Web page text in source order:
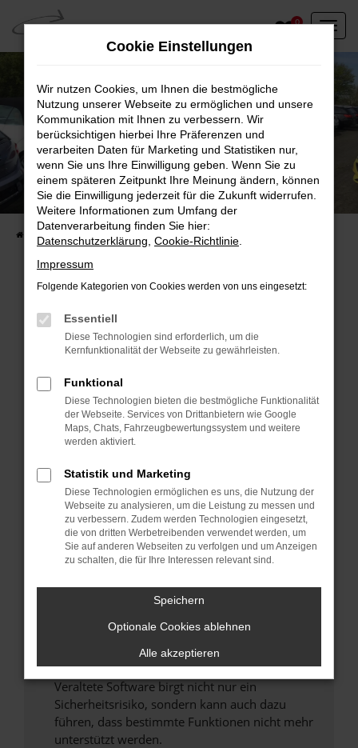
Zum
Hauptinhalt
springen
0
Unser Fahrzeugbestand vor Ort
Entdecken Sie unsere sofort verfügbaren
Fahrzeugangebote
Fehler: Network Error
Beim Laden ist ein Fehler aufgetreten.
Hier sind ein paar Tipps, die dir helfen können:
Überprüfe deine Firewall und deine
Internetverbindung.
Laden andere Webseiten, zum Beispiel deine
Suchmaschine?
Manche Erweiterungen, wie Werbeblocker,
können das Laden bestimmter Seiten
verhindern. Funktioniert die Seite in einem
anderen Browser oder in einem privaten
Fenster?
Das kann manchmal helfen, vorübergehende
Probleme zu beheben.
Stelle sicher, dass dein Browser und dein
Betriebssystem auf dem neuesten Stand
sind.
Veraltete Software birgt nicht nur ein
Sicherheitsrisiko, sondern kann auch dazu
führen, dass bestimmte Funktionen nicht mehr
unterstützt werden.
Cookie Einstellungen
Wir nutzen Cookies, um Ihnen die bestmögliche
Nutzung unserer Webseite zu ermöglichen und unsere
Kommunikation mit Ihnen zu verbessern. Wir
berücksichtigen hierbei Ihre Präferenzen und
verarbeiten Daten für Marketing und Statistiken nur,
wenn Sie uns Ihre Einwilligung geben. Wenn Sie zu
einem späteren Zeitpunkt Ihre Meinung ändern, können
Sie die Einwilligung jederzeit für die Zukunft widerrufen.
Weitere Informationen zum Umfang der
Datenverarbeitung finden Sie hier:
Datenschutzerklärung Cookie-Richtlinie
Impressum
Folgende Kategorien von Cookies werden von uns eingesetzt:
Essentiell
Diese Technologien sind erforderlich, um die
Kernfunktionalität der Webseite zu gewährleisten.
Funktional
Diese Technologien bieten die bestmögliche Funktionalität
der Webseite. Services von Drittanbietern wie Google
Maps, Chats, Fahrzeugbewertungssystem und weitere
werden aktiviert.
Statistik und Marketing
Diese Technologien ermöglichen es uns, die Nutzung der
Webseite zu analysieren, um die Leistung zu messen und
zu verbessern. Zudem werden Technologien eingesetzt,
die von dritten Werbetreibenden verwendet werden, um
Sie auf anderen Webseiten zu verfolgen und um Anzeigen
zu schalten, die für Ihre Interessen relevant sind.
Speichern
Optionale Cookies ablehnen
Alle akzeptieren